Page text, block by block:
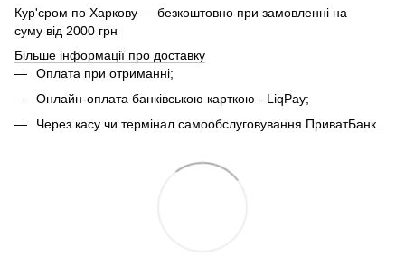
Кур'єром по Харкову — безкоштовно при замовленні на
суму від 2000 грн
Більше інформації про доставку
Оплата при отриманні;
Онлайн-оплата банківською карткою - LiqPay;
Через касу чи термінал самообслуговування ПриватБанк.